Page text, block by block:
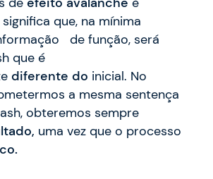
que, na mínima
de função, será
que é
diferente do inicial. No
a mesma sentença
obteremos sempre
uma vez que o processo